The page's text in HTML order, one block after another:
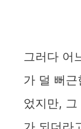
그러다 어
가 덜 뻐근
었지만, 그